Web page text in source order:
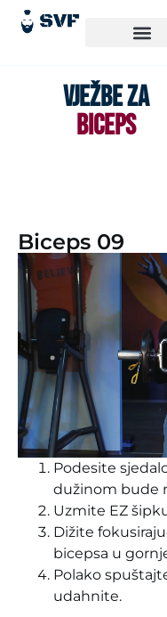
VJEŽBE ZA
BICEPS
Biceps 09
Podesite
dužinom bude
Uzmite EZ
Dižite
bicepsa u
Polako
udahnite.